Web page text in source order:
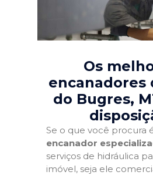
Os
encanadores
do Bugres,
Se o que você procura
encanador
serviços de hidráulica
imóvel, seja ele